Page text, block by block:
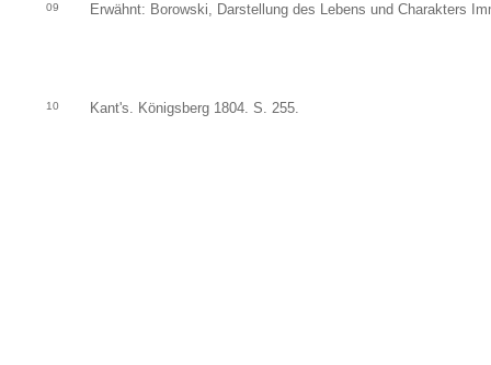
09 Erwähnt: Borowski, Darstellung des Lebens und Charakters
10 Kant's. Königsberg 1804. S. 255.